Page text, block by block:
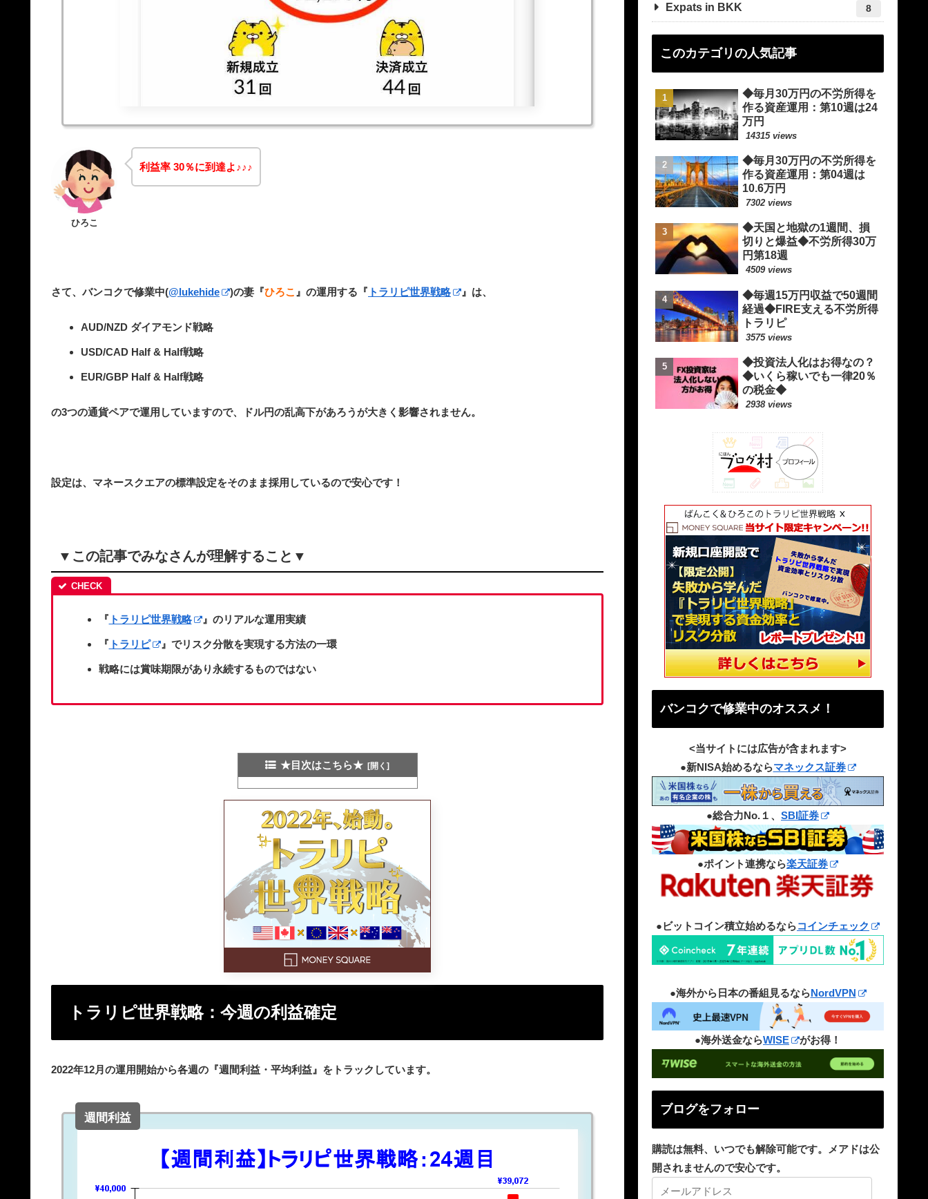
ひろこ
利益率 30％に到達よ♪♪♪
さて、バンコクで修業中(@lukehide )の妻『ひろこ 』の運用する 『 トラリピ世界戦略 』は、
AUD/NZD ダイアモンド戦略
USD/CAD Half & Half戦略
EUR/GBP Half & Half戦略
の3つの通貨ペアで運用していますので、ドル円の乱高下があろうが大きく影響されません。
設定は、マネースクエアの標準設定をそのまま採用しているので安心です！
▼この記事でみなさんが理解すること▼
『 トラリピ世界戦略 』のリアルな運用実績
『 トラリピ 』でリスク分散を実現する方法の一環
戦略には賞味期限があり永続するものではない
★目次はこちら★
トラリピ世界戦略：今週の利益確定
2022年12月の運用開始から各週の『週間利益・平均利益』をトラックしています。
週間利益
Expats in BKK 8
このカテゴリの人気記事
◆毎月30万円の不労所得を
作る資産運用：第10週は24
万円
14315 views
◆毎月30万円の不労所得を
作る資産運用：第04週は
10.6万円
7302 views
◆天国と地獄の1週間、損
切りと爆益◆不労所得30万
円第18週
4509 views
◆毎週15万円収益で50週間
経過◆FIRE支える不労所得
トラリピ
3575 views
◆投資法人化はお得なの？
◆いくら稼いでも一律20％
の税金◆
2938 views
バンコクで修業中のオススメ！
<当サイトには広告が含まれます>
●新NISA始めるならマネックス証券
●総合力No.１、 SBI証券
●ポイント連携なら楽天証券
●ビットコイン積立始めるならコインチェック
●海外から日本の番組見るならNordVPN
●海外送金ならWISE がお得！
ブログをフォロー
購読は無料、いつでも解除可能です。メアドは公
開されませんので安心です。